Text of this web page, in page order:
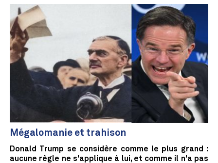
Mégalomanie et trahison
Donald Trump se considère comme le plus grand :
aucune règle ne s'applique à lui, et comme il n'a pas